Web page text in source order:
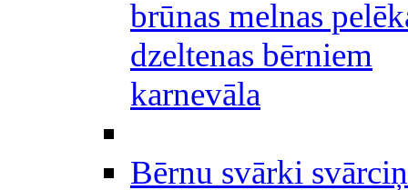
brūnas melnas
dzeltenas bērniem
karnevāla
Bērnu svārki